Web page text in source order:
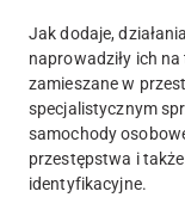
Jak dodaje,
naprowadziły ich
zamieszane w
specjalistycznym
samochody
przestępstwa i
identyfikacyjne.